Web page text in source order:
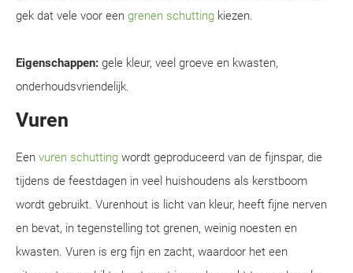
gek dat vele voor een grenen schutting kiezen.
Eigenschappen: gele kleur, veel groeve en kwasten,
onderhoudsvriendelijk.
Vuren
Een vuren schutting wordt geproduceerd van de fijnspar, die
tijdens de feestdagen in veel huishoudens als kerstboom
wordt gebruikt. Vurenhout is licht van kleur, heeft fijne nerven
en bevat, in tegenstelling tot grenen, weinig noesten en
kwasten. Vuren is erg fijn en zacht, waardoor het een